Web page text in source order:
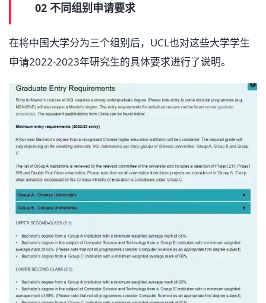
02 不同组别申请要求
在将中国大学分为三个组别后，UCL也对这些大学学生
申请2022-2023年研究生的具体要求进行了说明。